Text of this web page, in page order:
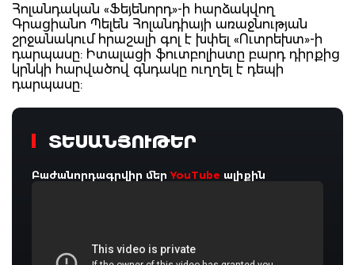
Հոլանդական «Ֆեյենորդ»-ի հարձակվող
Գրացիանո Պելեն Հոլանդիայի առաջնության
շրջանակում հրաշալի գոլ է խփել «Ուտրեխտ»-ի
դարպասը: Իտալացի ֆուտբոլիստը բարդ դիրքից
կրնկի հարվածով գնդակը ուղղել է դեպի
դարպասը:
ՏԵՍԱՆՅՈՒԹԵՐ
Բաժանորդագրվիր մերYouTube ալիքին